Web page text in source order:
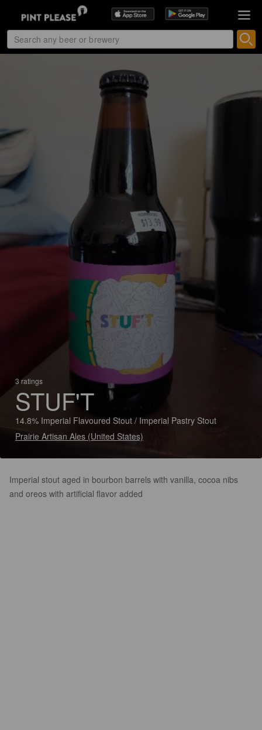
3 ratings
STUF'T
14.8% Imperial Flavoured Stout / Imperial Pastry Stout
Prairie Artisan Ales (United States)
Imperial stout aged in bourbon barrels with vanilla, cocoa nibs
and oreos with artificial flavor added